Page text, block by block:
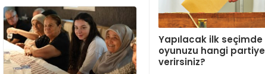
tezgahlarda taze balık
bulunduğunu ifade ederek
“Yıl boyunca tezgahlarda
taze balık bulmak mümkün
oluyor” dedi
Yapılacak ilk seçimde
oyunuzu hangi partiye
verirsiniz?